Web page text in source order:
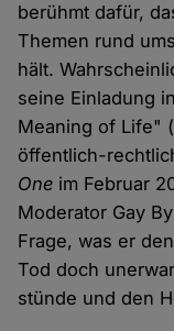
berühmt dafür,
Themen rund
hält.
seine Einladung
Meaning of Life"
öffentlich-
One im Februar
Moderator Gay
Frage, was er
Tod doch
stünde und den